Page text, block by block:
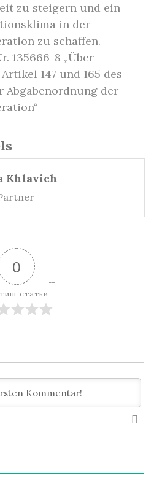
zu steigern und ein
in der
zu schaffen.
135666-8 „Über
147 und 165 des
Abgabenordnung der
Khlavich
0
статьи